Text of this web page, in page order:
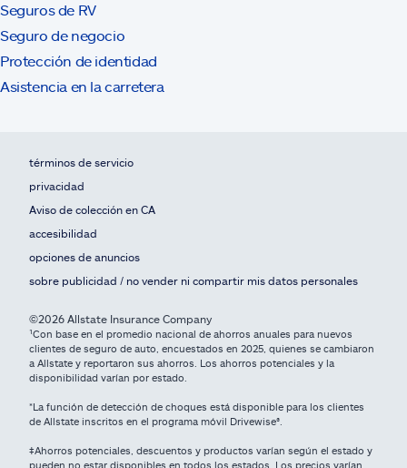
Seguros de RV
Seguro de negocio
Protección de identidad
Asistencia en la carretera
términos de servicio
privacidad
Aviso de colección en CA
accesibilidad
opciones de anuncios
sobre publicidad / no vender ni compartir mis datos personales
©2026 Allstate Insurance Company
¹Con base en el promedio nacional de ahorros anuales para nuevos
clientes de seguro de auto, encuestados en 2025, quienes se cambiaron
a Allstate y reportaron sus ahorros. Los ahorros potenciales y la
disponibilidad varían por estado.
*La función de detección de choques está disponible para los clientes
de Allstate inscritos en el programa móvil Drivewise®.
‡Ahorros potenciales, descuentos y productos varían según el estado y
pueden no estar disponibles en todos los estados. Los precios varían